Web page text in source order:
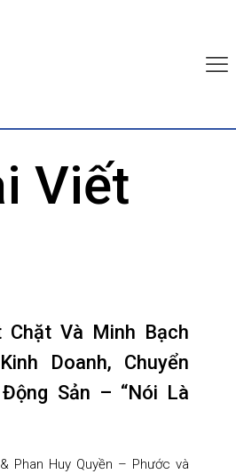
Viết
Và Minh Bạch
Doanh, Chuyển
Sản – “Nói Là
Phan Huy Quyền – Phước và